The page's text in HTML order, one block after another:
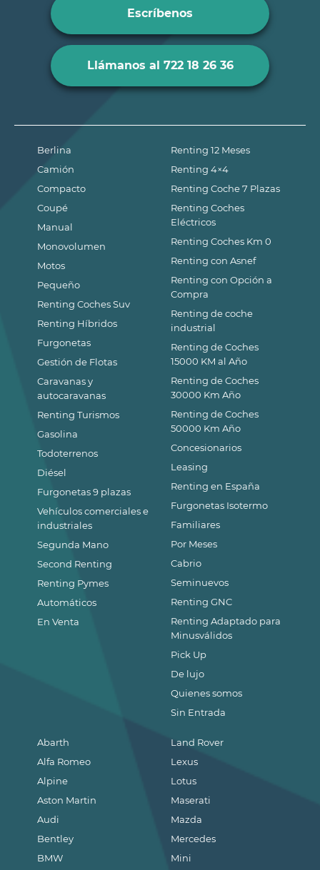
Escríbenos
Llámanos al 722 18 26 36
Berlina
Camión
Compacto
Coupé
Manual
Monovolumen
Motos
Pequeño
Renting Coches Suv
Renting Híbridos
Furgonetas
Gestión de Flotas
Caravanas y
autocaravanas
Renting Turismos
Gasolina
Todoterrenos
Diésel
Furgonetas 9 plazas
Vehículos comerciales e
industriales
Segunda Mano
Second Renting
Renting Pymes
Automáticos
En Venta
Abarth
Alfa Romeo
Alpine
Aston Martin
Audi
Bentley
BMW
Land Rover
Lexus
Lotus
Maserati
Mazda
Mercedes
Mini
Renting 12 Meses
Renting 4×4
Renting Coche 7 Plazas
Renting Coches
Eléctricos
Renting Coches Km 0
Renting con Asnef
Renting con Opción a
Compra
Renting de coche
industrial
Renting de Coches
15000 KM al Año
Renting de Coches
30000 Km Año
Renting de Coches
50000 Km Año
Concesionarios
Leasing
Renting en España
Furgonetas Isotermo
Familiares
Por Meses
Cabrio
Seminuevos
Renting GNC
Renting Adaptado para
Minusválidos
Pick Up
De lujo
Quienes somos
Sin Entrada